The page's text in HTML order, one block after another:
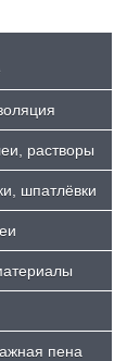
растворы
шпатлёвки
пена